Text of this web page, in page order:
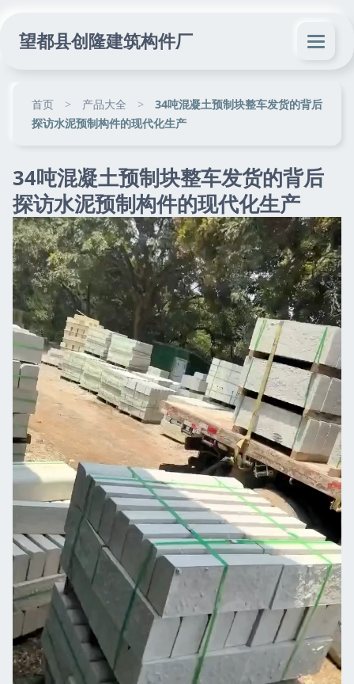
望都县创隆建筑构件厂
首页 > 产品大全 >
34吨混凝土预制块整车发货的背后
探访水泥预制构件的现代化生产
34吨混凝土预制块整车发货的背后
探访水泥预制构件的现代化生产